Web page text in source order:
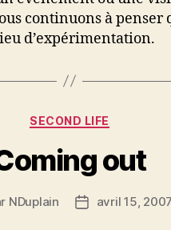
continuons à penser
d’expérimentation.
Catégories
SECOND LIFE
out
NDuplain
Dateavril 15, 2007